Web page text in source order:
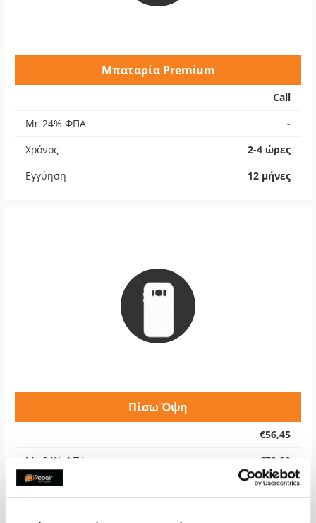
Μπαταρία Premium
Call
Με 24% ΦΠΑ
-
Χρόνος
2-4 ώρες
Εγγύηση
12 μήνες
Πίσω Όψη
€56,45
Με 24% ΦΠΑ
€70,00
Χρόνος
2-4 ώρες